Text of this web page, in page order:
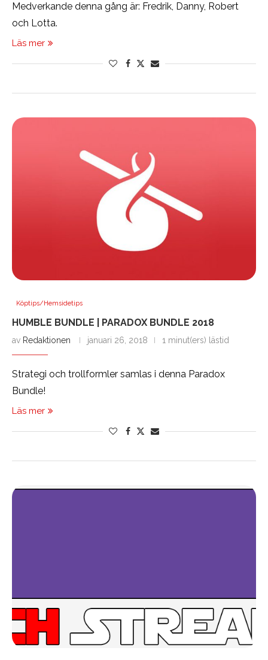
Medverkande denna gång är: Fredrik, Danny, Robert
och Lotta.
Läs mer
Köptips/Hemsidetips
HUMBLE BUNDLE | PARADOX BUNDLE 2018
av Redaktionen januari 26, 2018 1 minut(ers) lästid
Strategi och trollformler samlas i denna Paradox
Bundle!
Läs mer